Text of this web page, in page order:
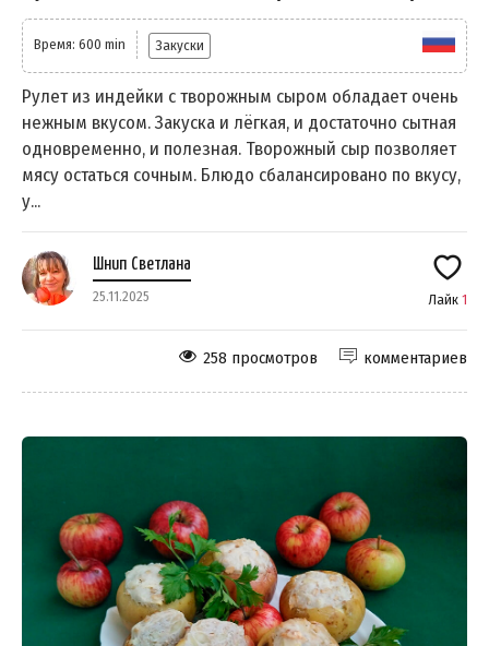
Время: 600 min Закуски
Рулет из индейки с творожным сыром обладает очень
нежным вкусом. Закуска и лёгкая, и достаточно сытная
одновременно, и полезная. Творожный сыр позволяет
мясу остаться сочным. Блюдо сбалансировано по вкусу,
у...
Шнип Светлана
25.11.2025 Лайк 1
комментариев
258 просмотров